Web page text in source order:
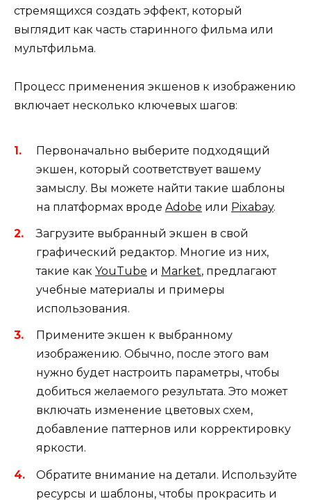
стремящихся создать эффект, который
выглядит как часть старинного фильма или
мультфильма.
Процесс применения экшенов к изображению
включает несколько ключевых шагов:
Первоначально выберите подходящий
экшен, который соответствует вашему
замыслу. Вы можете найти такие шаблоны
на платформах вроде Adobe или Pixabay.
Загрузите выбранный экшен в свой
графический редактор. Многие из них,
такие как YouTube и Market, предлагают
учебные материалы и примеры
использования.
Примените экшен к выбранному
изображению. Обычно, после этого вам
нужно будет настроить параметры, чтобы
добиться желаемого результата. Это может
включать изменение цветовых схем,
добавление паттернов или корректировку
яркости.
Обратите внимание на детали. Используйте
ресурсы и шаблоны, чтобы прокрасить и